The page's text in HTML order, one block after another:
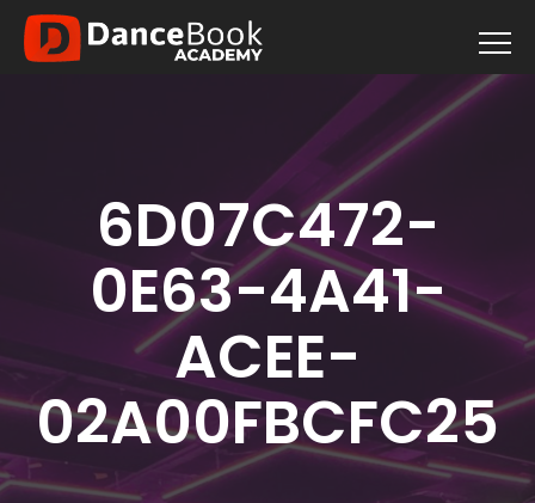
6D07C472-
0E63-4A41-
ACEE-
02A00FBCFC25